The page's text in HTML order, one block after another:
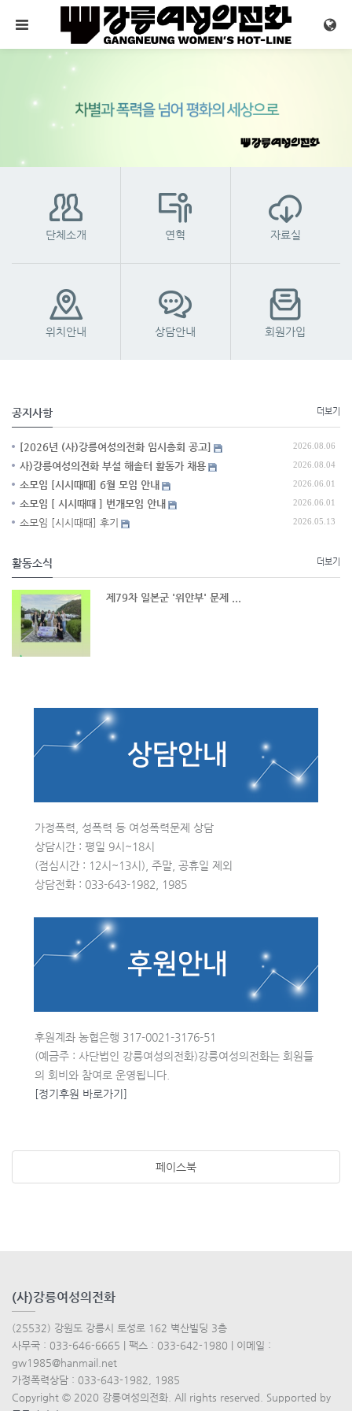
메뉴 건너뛰기
단체소개 연혁 자료실
위치안내 상담안내 회원가입
공지사항 더보기
[2026년 (사)강릉여성의전화 임시총회 공고] 2026.08.06
사)강릉여성의전화 부설 해솔터 활동가 채용 2026.08.04
소모임 [시시때때] 6월 모임 안내 2026.06.01
소모임 [ 시시때때 ] 번개모임 안내 2026.06.01
소모임 [시시때때] 후기 2026.05.13
활동소식 더보기
제79차 일본군 '위안부' 문제 ...
가정폭력, 성폭력 등 여성폭력문제 상담
상담시간 : 평일 9시~18시
(점심시간 : 12시~13시), 주말, 공휴일 제외
상담전화 : 033-643-1982, 1985
후원계좌 농협은행 317-0021-3176-51
(예금주 : 사단법인 강릉여성의전화)강릉여성의전화는 회원들
의 회비와 참여로 운영됩니다.
[정기후원 바로가기]
페이스북
(사)강릉여성의전화
(25532) 강원도 강릉시 토성로 162 벽산빌딩 3층
사무국 : 033-646-6665 | 팩스 : 033-642-1980 | 이메일 :
gw1985@hanmail.net
가정폭력상담 : 033-643-1982, 1985
Copyright © 2020 강릉여성의전화. All rights reserved. Supported by